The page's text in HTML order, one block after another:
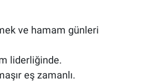
ve hamam günleri
liderliğinde.
eş zamanlı.